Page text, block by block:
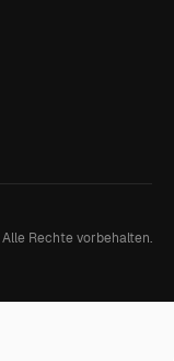
Alle Rechte vorbehalten.